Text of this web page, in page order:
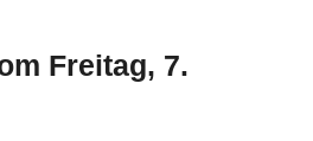
Freitag, 7.